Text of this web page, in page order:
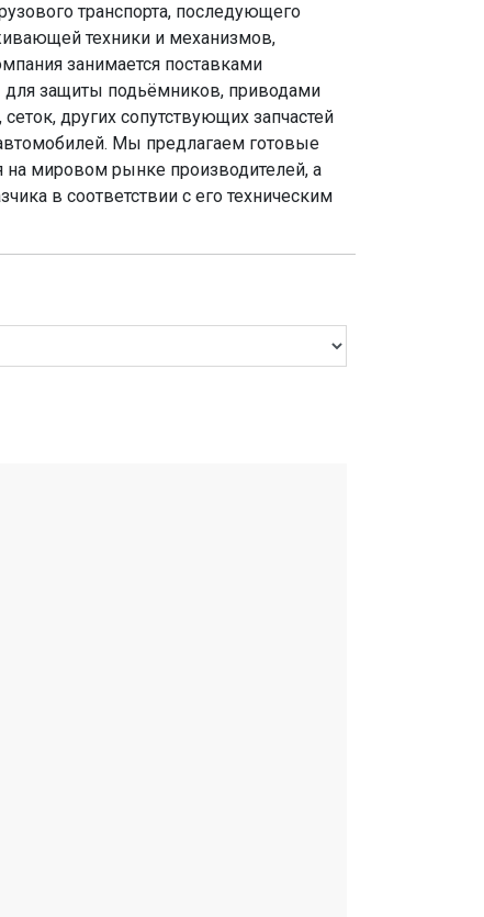
транспорта, последующего
техники и механизмов,
занимается поставками
защиты подьёмников, приводами
других сопутствующих запчастей
Мы предлагаем готовые
мировом рынке производителей, а
в соответствии с его техническим